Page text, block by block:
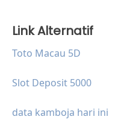
Link Alternatif
Toto Macau 5D
Slot Deposit 5000
data kamboja hari ini